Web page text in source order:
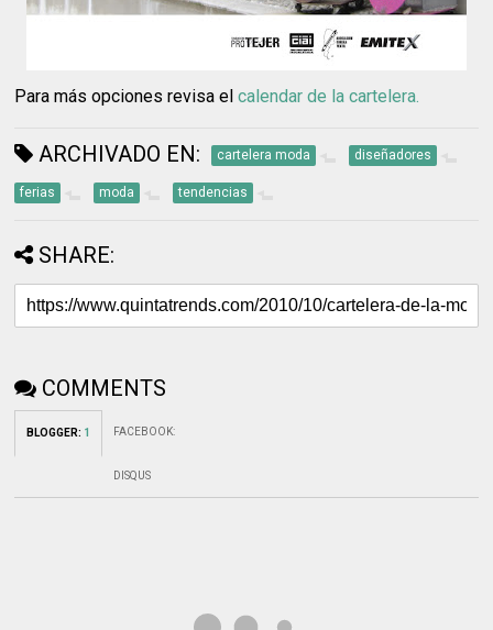
Para más opciones revisa elcalendar de la cartelera.
ARCHIVADO EN: cartelera moda diseñadores
ferias moda tendencias
SHARE:
COMMENTS
BLOGGER: 1 FACEBOOK:
DISQUS